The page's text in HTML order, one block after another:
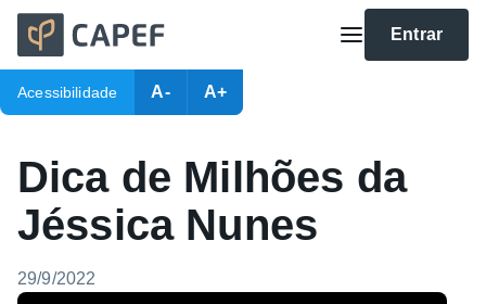
Entrar
Acessibilidade A- A+
Dica de Milhões da
Jéssica Nunes
29/9/2022